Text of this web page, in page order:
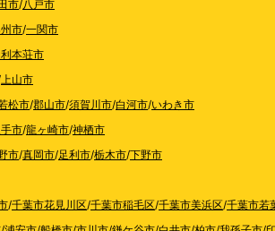
市/八戸市
市/一関市
本荘市
上山市
松市/郡山市/須賀川市/白河市/いわき市
市/龍ヶ崎市/神栖市
市/真岡市/足利市/栃木市/下野市
/千葉市花見川区/千葉市稲毛区/千葉市美浜区/千葉市若